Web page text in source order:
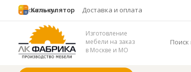
Изготовление
мебели на заказ
в Москве и МО
О компании Доставка и оплата
Калькулятор